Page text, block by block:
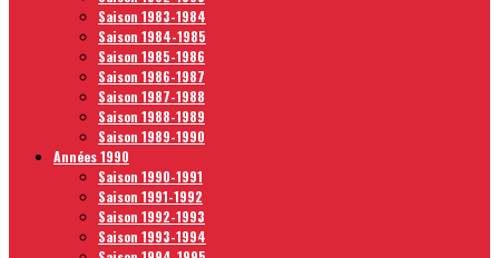
Saison 1983-1984
Saison 1984-1985
Saison 1985-1986
Saison 1986-1987
Saison 1987-1988
Saison 1988-1989
Saison 1989-1990
Années 1990
Saison 1990-1991
Saison 1991-1992
Saison 1992-1993
Saison 1993-1994